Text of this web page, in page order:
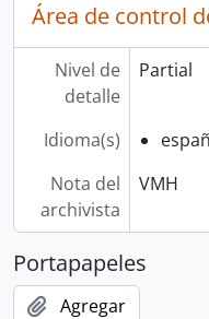
Área de control
Nivel de
detalle
Partial
Idioma(s)
Nota del
archivista
VMH
Portapapeles
Agregar